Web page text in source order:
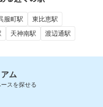
服町駅
東比恵駅
天神南駅 渡辺通駅
ム
スを探せる